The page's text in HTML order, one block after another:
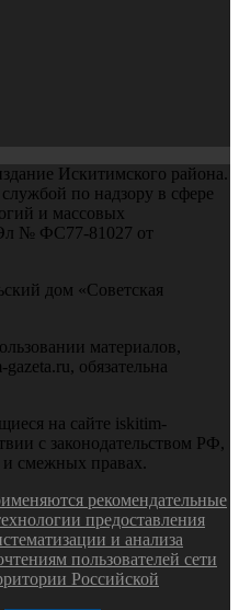
Искитимского района.
по надзору в сфере
и массовых
№ ФС77-81027 от
дом «Советская
материалов,
обязательна
на сайте iskitim-
с законодательством РФ,
и смежных правах.
рекомендательные
предоставления
и анализа
пользователей сети
Российской